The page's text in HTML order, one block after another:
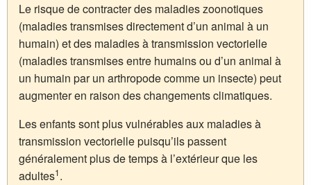
Le risque de contracter des maladies zoonotiques
(maladies transmises directement d’un animal à un
humain) et des maladies à transmission vectorielle
(maladies transmises entre humains ou d’un animal à
un humain par un arthropode comme un insecte) peut
augmenter en raison des changements climatiques.
Les enfants sont plus vulnérables aux maladies à
transmission vectorielle puisqu’ils passent
généralement plus de temps à l’extérieur que les
adultes1.